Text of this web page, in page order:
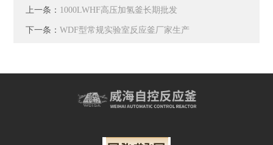
上一条： 1000LWHF高压加氢釜长期批发
下一条：WDF型常规实验室反应釜厂家生产